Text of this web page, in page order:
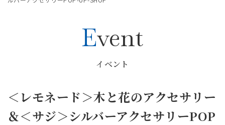
Event
イベント
＜レモネード＞木と花のアクセサリー
＆＜サジ＞シルバーアクセサリーPOP